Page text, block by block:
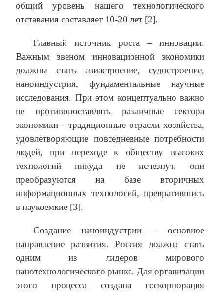
общий уровень нашего технологического
отставания составляет 10-20 лет [2].
Главный источник роста – инновации.
Важным звеном инновационной экономики
должны стать авиастроение, судостроение,
наноиндустрия, фундаментальные научные
исследования. При этом концептуально важно
не противопоставлять различные сектора
экономики - традиционные отрасли хозяйства,
удовлетворяющие повседневные потребности
людей, при переходе к обществу высоких
технологий никуда не исчезнут, они
преобразуются на базе вторичных
информационных технологий, превратившись
в наукоемкие [3].
Создание наноиндустрии – основное
направление развития. Россия должна стать
одним из лидеров мирового
нанотехнологического рынка. Для организации
этого процесса создана госкорпорация